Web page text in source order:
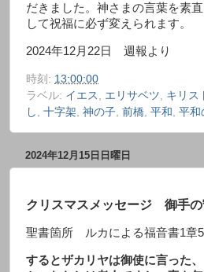
だきました。神さまの言葉を素
して祝福に必ず変えられます。
2024年12月22日 週報より
時刻: 13:00:00
ラベル: イエス エリサベツ キリス
し
十字架 神の子 前橋 平和 平和
2024年12月15日日曜日
クリスマスメッセージ 御手の
聖書箇所 ルカによる福音書1章
するとザカリヤは御使に言った